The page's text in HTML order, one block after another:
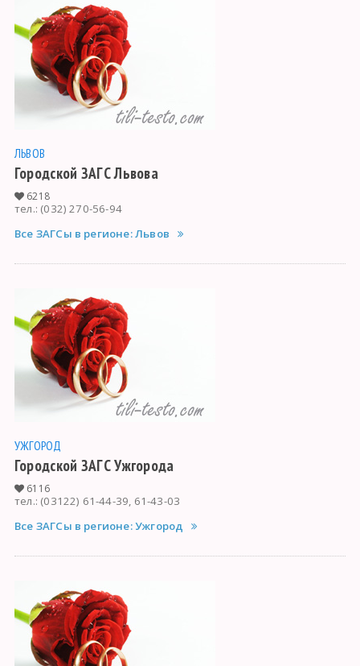
ЛЬВОВ
Городской ЗАГС Львова
6218
тел.: (032) 270-56-94
Все ЗАГСы в регионе: Львов
УЖГОРОД
Городской ЗАГС Ужгорода
6116
тел.: (03122) 61-44-39, 61-43-03
Все ЗАГСы в регионе: Ужгород